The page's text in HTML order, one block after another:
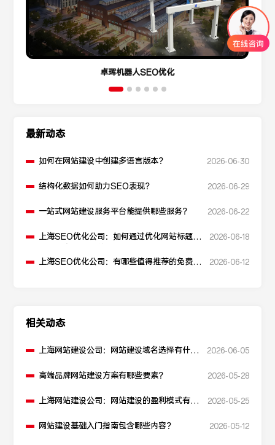
卓珲机器人SEO优化
最新动态
如何在网站建设中创建多语言版本？ 2026-06-30
结构化数据如何助力SEO表现？ 2026-06-29
一站式网站建设服务平台能提供哪些服务？ 2026-06-22
上海SEO优化公司：如何通过优化网站标题提
2026-06-18
上海SEO优化公司：有哪些值得推荐的免费
2026-06-12
相关动态
上海网站建设公司：网站建设域名选择有什么
2026-06-05
高端品牌网站建设方案有哪些要素？ 2026-05-28
上海网站建设公司：网站建设的盈利模式有哪
2026-05-25
网站建设基础入门指南包含哪些内容？ 2026-05-12